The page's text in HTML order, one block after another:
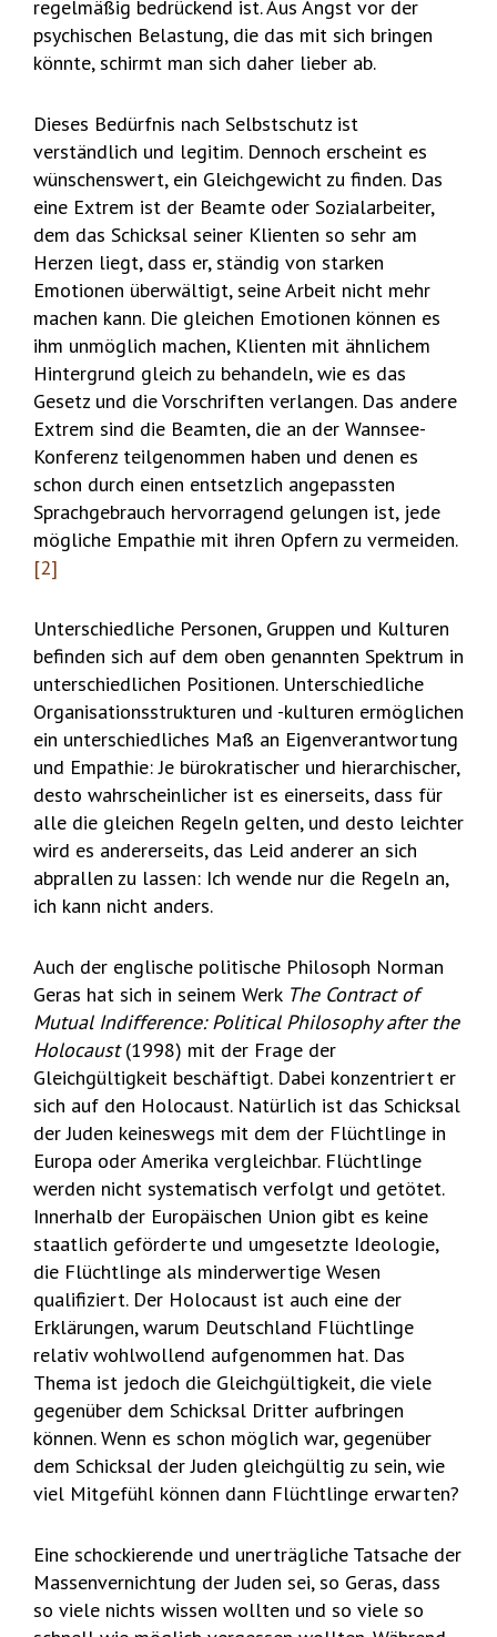
regelmäßig bedrückend ist. Aus Angst vor der
psychischen Belastung, die das mit sich bringen
könnte, schirmt man sich daher lieber ab.
Dieses Bedürfnis nach Selbstschutz ist
verständlich und legitim. Dennoch erscheint es
wünschenswert, ein Gleichgewicht zu finden. Das
eine Extrem ist der Beamte oder Sozialarbeiter,
dem das Schicksal seiner Klienten so sehr am
Herzen liegt, dass er, ständig von starken
Emotionen überwältigt, seine Arbeit nicht mehr
machen kann. Die gleichen Emotionen können es
ihm unmöglich machen, Klienten mit ähnlichem
Hintergrund gleich zu behandeln, wie es das
Gesetz und die Vorschriften verlangen. Das andere
Extrem sind die Beamten, die an der Wannsee-
Konferenz teilgenommen haben und denen es
schon durch einen entsetzlich angepassten
Sprachgebrauch hervorragend gelungen ist, jede
mögliche Empathie mit ihren Opfern zu vermeiden.
[2]
Unterschiedliche Personen, Gruppen und Kulturen
befinden sich auf dem oben genannten Spektrum in
unterschiedlichen Positionen. Unterschiedliche
Organisationsstrukturen und -kulturen ermöglichen
ein unterschiedliches Maß an Eigenverantwortung
und Empathie: Je bürokratischer und hierarchischer,
desto wahrscheinlicher ist es einerseits, dass für
alle die gleichen Regeln gelten, und desto leichter
wird es andererseits, das Leid anderer an sich
abprallen zu lassen: Ich wende nur die Regeln an,
ich kann nicht anders.
Auch der englische politische Philosoph Norman
Geras hat sich in seinem Werk The Contract of
Mutual Indifference: Political Philosophy after the
Holocaust(1998) mit der Frage der
Gleichgültigkeit beschäftigt. Dabei konzentriert er
sich auf den Holocaust. Natürlich ist das Schicksal
der Juden keineswegs mit dem der Flüchtlinge in
Europa oder Amerika vergleichbar. Flüchtlinge
werden nicht systematisch verfolgt und getötet.
Innerhalb der Europäischen Union gibt es keine
staatlich geförderte und umgesetzte Ideologie,
die Flüchtlinge als minderwertige Wesen
qualifiziert. Der Holocaust ist auch eine der
Erklärungen, warum Deutschland Flüchtlinge
relativ wohlwollend aufgenommen hat. Das
Thema ist jedoch die Gleichgültigkeit, die viele
gegenüber dem Schicksal Dritter aufbringen
können. Wenn es schon möglich war, gegenüber
dem Schicksal der Juden gleichgültig zu sein, wie
viel Mitgefühl können dann Flüchtlinge erwarten?
Eine schockierende und unerträgliche Tatsache der
Massenvernichtung der Juden sei, so Geras, dass
so viele nichts wissen wollten und so viele so